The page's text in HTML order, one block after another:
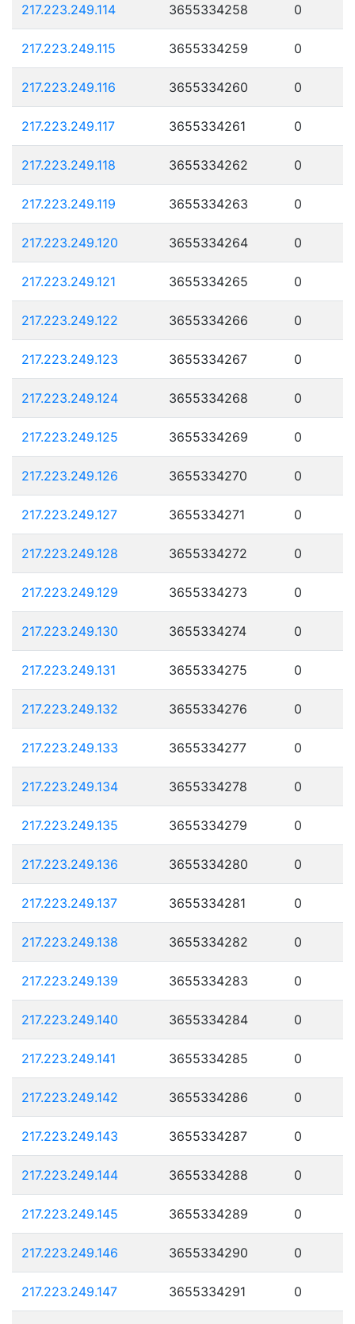
217.223.249.114 3655334258 0
217.223.249.115 3655334259 0
217.223.249.116 3655334260 0
217.223.249.117 3655334261 0
217.223.249.118 3655334262 0
217.223.249.119 3655334263 0
217.223.249.120 3655334264 0
217.223.249.121 3655334265 0
217.223.249.122 3655334266 0
217.223.249.123 3655334267 0
217.223.249.124 3655334268 0
217.223.249.125 3655334269 0
217.223.249.126 3655334270 0
217.223.249.127 3655334271 0
217.223.249.128 3655334272 0
217.223.249.129 3655334273 0
217.223.249.130 3655334274 0
217.223.249.131 3655334275 0
217.223.249.132 3655334276 0
217.223.249.133 3655334277 0
217.223.249.134 3655334278 0
217.223.249.135 3655334279 0
217.223.249.136 3655334280 0
217.223.249.137 3655334281 0
217.223.249.138 3655334282 0
217.223.249.139 3655334283 0
217.223.249.140 3655334284 0
217.223.249.141 3655334285 0
217.223.249.142 3655334286 0
217.223.249.143 3655334287 0
217.223.249.144 3655334288 0
217.223.249.145 3655334289 0
217.223.249.146 3655334290 0
217.223.249.147 3655334291 0